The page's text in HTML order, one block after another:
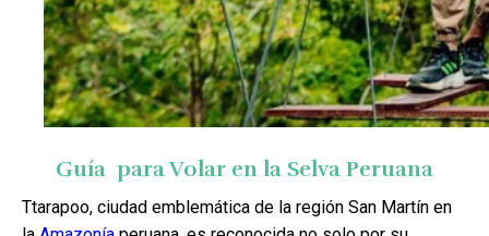
Guía para Volar en la Selva Peruana
Ttarapoo, ciudad emblemática de la región San Martín en